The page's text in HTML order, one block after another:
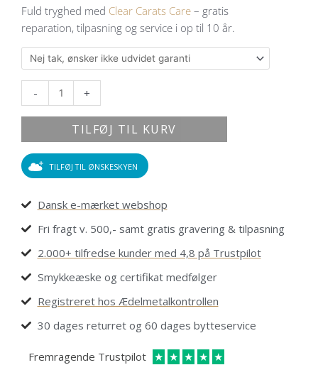
Fuld tryghed med Clear Carats Care – gratis
reparation, tilpasning og service i op til 10 år.
-
og
0,30
ct.
diamanter
+
TILFØJ TIL KURV
TILFØJ TIL ØNSKESKYEN
Dansk e-mærket webshop
Fri fragt v. 500,- samt gratis gravering & tilpasning
2.000+ tilfredse kunder med 4,8 på Trustpilot
Smykkeæske og certifikat medfølger
Registreret hos Ædelmetalkontrollen
30 dages returret og 60 dages bytteservice
Fremragende Trustpilot ★ ★ ★ ★ ★